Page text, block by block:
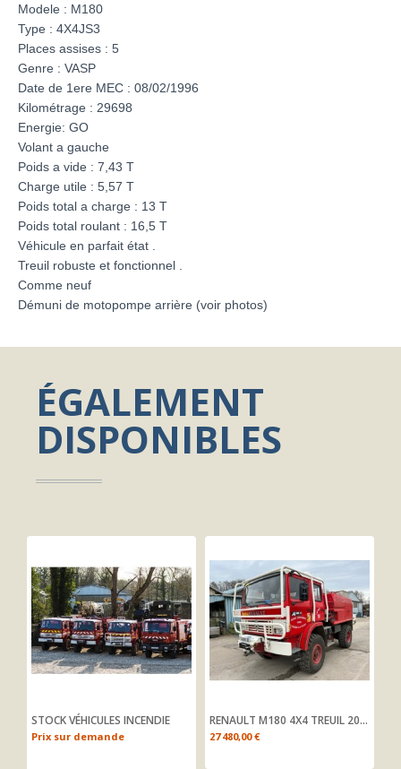
Modele : M180
Type : 4X4JS3
Places assises : 5
Genre : VASP
Date de 1ere MEC : 08/02/1996
Kilométrage : 29698
Energie: GO
Volant a gauche
Poids a vide : 7,43 T
Charge utile : 5,57 T
Poids total a charge : 13 T
Poids total roulant : 16,5 T
Véhicule en parfait état .
Treuil robuste et fonctionnel .
Comme neuf
Démuni de motopompe arrière (voir photos)
ÉGALEMENT
DISPONIBLES
STOCK VÉHICULES INCENDIE
Prix sur demande
RENAULT M180 4X4 TREUIL 2000L
27 480,00 €